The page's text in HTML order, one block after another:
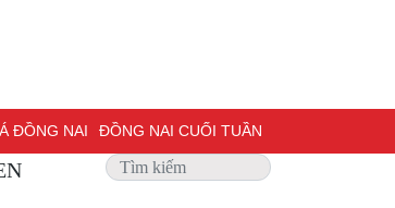
ĐỒNG NAI ĐỒNG NAI CUỐI TUẦN
TRANG ĐỊA PHƯƠNG ẢNH ĐẸP